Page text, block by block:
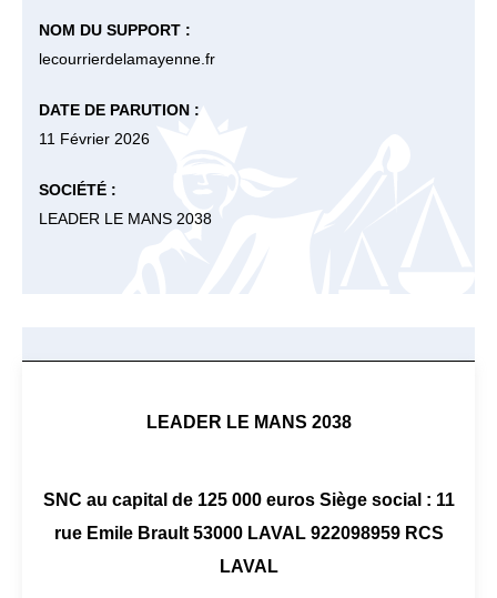
NOM DU SUPPORT :
lecourrierdelamayenne.fr
DATE DE PARUTION :
11 Février 2026
SOCIÉTÉ :
LEADER LE MANS 2038
LEADER LE MANS 2038
SNC au capital de 125 000 euros Siège social : 11
rue Emile Brault 53000 LAVAL 922098959 RCS
LAVAL